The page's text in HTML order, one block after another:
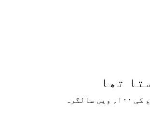
تھا
آج، گلوکاری کے آفتاب و ماہتاب اور آواز کی دُنیا کے بے تاج بادشاہ محمد رفیع کی ۱۰۰؍ ویں سالگرہ